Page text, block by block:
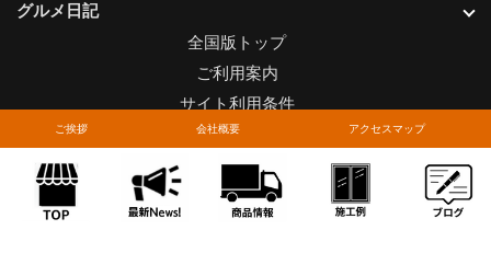
ご挨拶 会社概要 アクセスマップ
グルメ日記
全国版トップ
ご利用案内
サイト利用条件
プライバシーポリシー
関連リンク
お問い合わせについて